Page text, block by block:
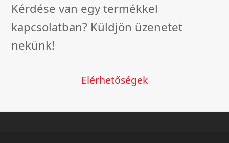
Kérdése van egy termékkel
kapcsolatban? Küldjön üzenetet
nekünk!
Elérhetőségek